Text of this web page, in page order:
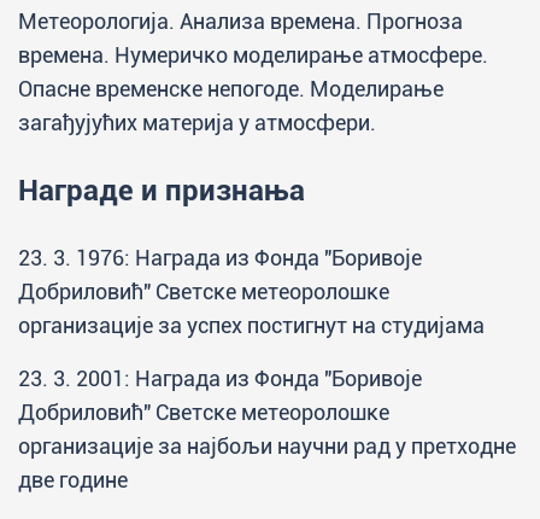
Метеорологија. Анализа времена. Прогноза
времена. Нумеричко моделирање атмосфере.
Опасне временске непогоде. Моделирање
загађујућих материја у атмосфери.
Награде и признања
23. 3. 1976: Награда из Фонда "Боривоје
Добриловић" Светске метеоролошке
организације за успех постигнут на студијама
23. 3. 2001: Награда из Фонда "Боривоје
Добриловић" Светске метеоролошке
организације за најбољи научни рад у претходне
две године